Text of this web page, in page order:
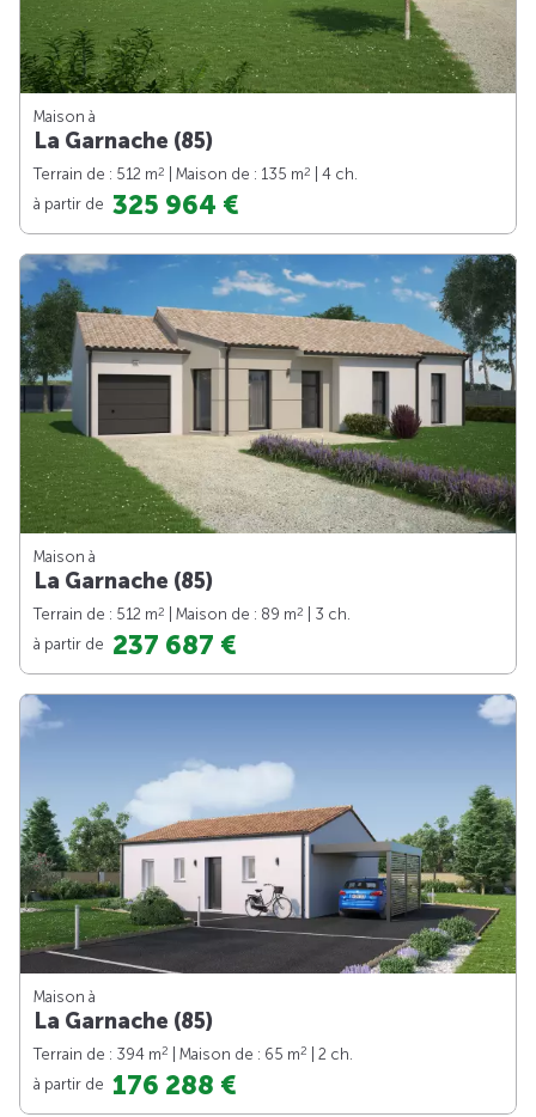
Maison à
La Garnache (85)
Terrain de : 512 m2 | Maison de : 135 m2
| 4 ch.
à partir de 325 964 €
Maison à
La Garnache (85)
Terrain de : 512 m2 | Maison de : 89 m2
| 3 ch.
à partir de 237 687 €
Maison à
La Garnache (85)
Terrain de : 394 m2 | Maison de : 65 m2
| 2 ch.
à partir de 176 288 €